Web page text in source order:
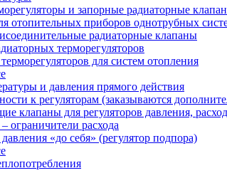
и запорные радиаторные
отопительных приборов однотрубных
радиаторные клапаны
терморегуляторов
для систем отопления
и давления прямого действия
к регуляторам (заказываются
клапаны для регуляторов давления,
ограничители расхода
«до себя» (регулятор подпора)